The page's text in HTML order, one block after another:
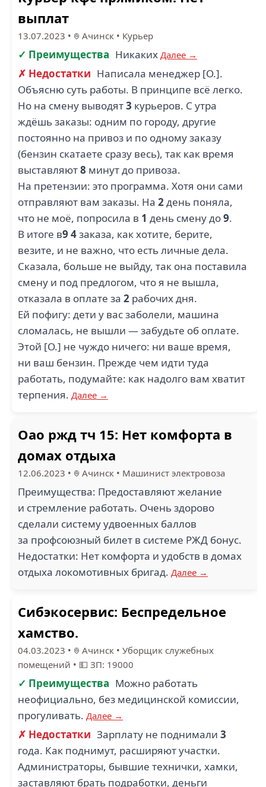
выплат
13.07.2023 • Ачинск • Курьер
✓ Преимущества Никаких Далее →
✗ Недостатки Написала менеджер [О.].
Объясню суть работы. В принципе всё легко.
Но на смену выводят3 курьеров. С утра
ждёшь заказы: одним по городу, другие
постоянно на привоз и по одному заказу
(бензин скатаете сразу весь), так как время
выставляют8 минут до привоза.
На претензии: это программа. Хотя они сами
отправляют вам заказы. На 2день поняла,
что не моё, попросила в 1 день смену до9.
В итоге в9 4заказа, как хотите, берите,
везите, и не важно, что есть личные дела.
Сказала, больше не выйду, так она поставила
смену и под предлогом, что я не вышла,
отказала в оплате за 2 рабочих дня.
Ей пофигу: дети у вас заболели, машина
сломалась, не вышли — забудьте об оплате.
Этой [О.] не чуждо ничего: ни ваше время,
ни ваш бензин. Прежде чем идти туда
работать, подумайте: как надолго вам хватит
терпения. Далее →
Оао ржд тч 15: Нет комфорта в
домах отдыха
12.06.2023 • Ачинск • Машинист электровоза
Преимущества: Предоставляют желание
и стремление работать. Очень здорово
сделали систему удвоенных баллов
за профсоюзный билет в системе РЖД бонус.
Недостатки: Нет комфорта и удобств в домах
отдыха локомотивных бригад. Далее →
Сибэкосервис: Беспредельное
хамство.
04.03.2023 • Ачинск • Уборщик служебных
помещений • 💵 ЗП: 19000
✓ Преимущества Можно работать
неофициально, без медицинской комиссии,
прогуливать. Далее →
✗ Недостатки Зарплату не поднимали 3
года. Как поднимут, расширяют участки.
Администраторы, бывшие технички, хамки,
заставляют брать подработки, деньги